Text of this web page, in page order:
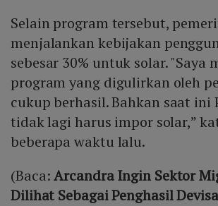
Selain program tersebut,
menjalankan kebijakan
sebesar 30% untuk solar. "Saya
program yang digulirkan oleh
cukup berhasil. Bahkan saat ini
tidak lagi harus impor solar,”
beberapa waktu lalu.
(Baca:Arcandra Ingin Sektor
Dilihat Sebagai Penghasil Devisa